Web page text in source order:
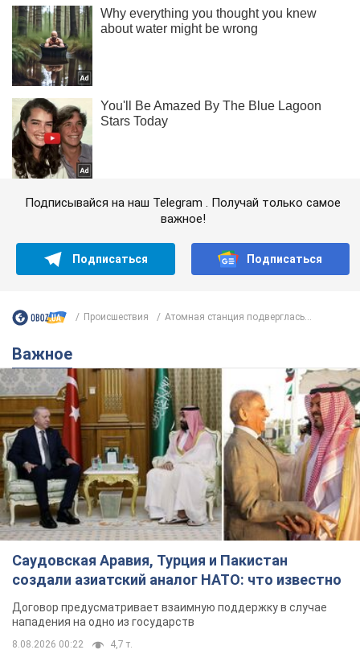
Подписывайся на наш Telegram . Получай только самое
важное!
Подписаться Подписаться
Происшествия Атомная станция подверглась...
Важное
Саудовская Аравия, Турция и Пакистан
создали азиатский аналог НАТО: что известно
Договор предусматривает взаимную поддержку в случае
нападения на одно из государств
8.08.2026 00:22 4,7 т.